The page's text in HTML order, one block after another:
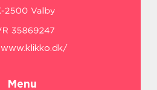
www.klikko.dk/
Menu